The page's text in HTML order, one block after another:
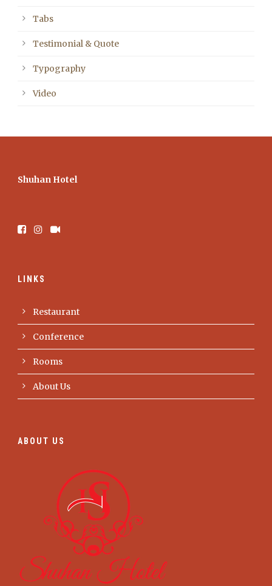
Tabs
Testimonial & Quote
Typography
Video
Shuhan Hotel
LINKS
Restaurant
Conference
Rooms
About Us
ABOUT US